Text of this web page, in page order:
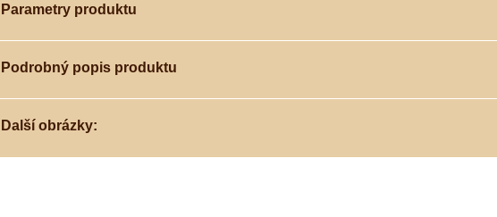
Parametry produktu
Podrobný popis produktu
Další obrázky: